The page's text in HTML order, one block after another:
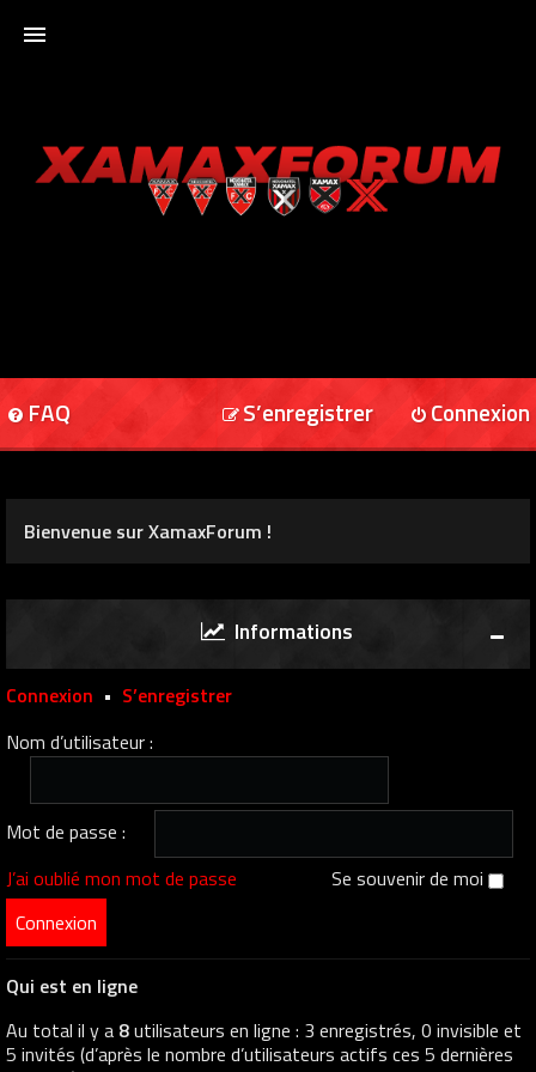
XAMAXFORUM
FAQ Connexion
S’enregistrer
Bienvenue sur XamaxForum !
Informations
Connexion • S’enregistrer
Nom d’utilisateur :
Mot de passe :
J’ai oublié mon mot de passe
Se souvenir de moi
Qui est en ligne
Au total il y a 8utilisateurs en ligne : 3 enregistrés, 0 invisible et
5 invités (d’après le nombre d’utilisateurs actifs ces 5 dernières